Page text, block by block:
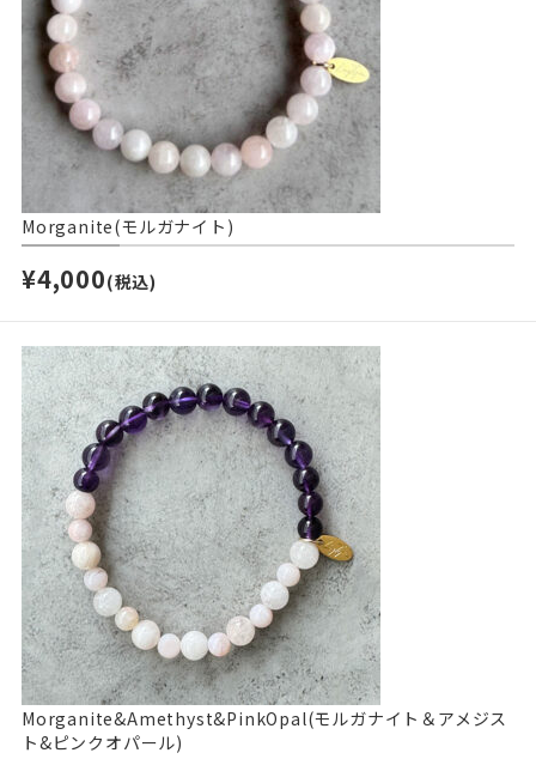
Morganite(モルガナイト)
¥4,000(税込)
Morganite&Amethyst&PinkOpal(モルガナイト＆アメジス
ト&ピンクオパール)